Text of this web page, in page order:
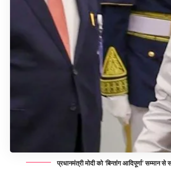
प्रधानमंत्री मोदी को ‘बिन्तांग आदिपूर्णा’